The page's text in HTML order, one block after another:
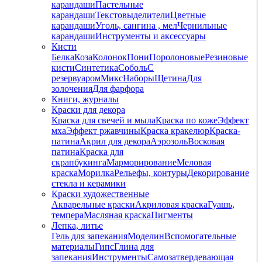
карандашиПастельные
карандашиТекстовыделителиЦветные
карандашиУголь, сангина , мелЧернильные
карандашиИнструменты и аксессуары
Кисти
БелкаКозаКолонокПониПоролоновыеРезиновые
кистиСинтетикаСобольС
резервуаромМиксНаборыЩетинаДля
золоченияДля фарфора
Книги, журналы
Краски для декора
Краска для свечей и мылаКраска по кожеЭффект
мхаЭффект ржавчиныКраска кракелюрКраска-
патинаАкрил для декораАэрозольВосковая
патинаКраска для
скрапбукингаМарморированиеМеловая
краскаМорилкаРельефы, контурыДекорирование
стекла и керамики
Краски художественные
Акварельные краскиАкриловая краскаГуашь,
темпераМасляная краскаПигменты
Лепка, литье
Гель для запеканияМоделинВспомогательные
материалыГипсГлина для
запеканияИнструментыСамозатвердевающая